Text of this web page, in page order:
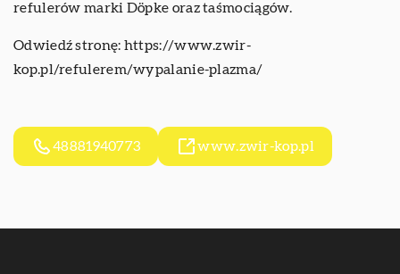
refulerów marki Döpke oraz taśmociągów.
Odwiedź stronę: https://www.zwir-
kop.pl/refulerem/wypalanie-plazma/
48881940773 www.zwir-kop.pl